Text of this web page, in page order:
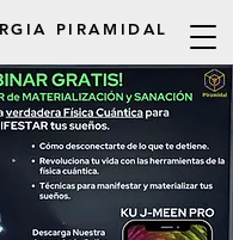
PIRAMIDAL